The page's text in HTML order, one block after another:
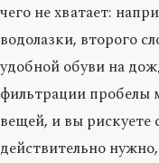
чего не хватает:
водолазки, второго
удобной обуви на
фильтрации
вещей, и вы рискуете
действительно